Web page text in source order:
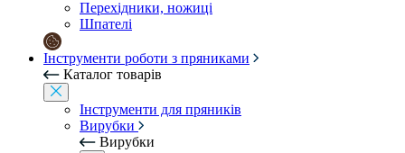
Перехідники, ножиці
Шпателі
Інструменти роботи з пряниками
Каталог товарів
Інструменти для пряників
Вирубки
Вирубки